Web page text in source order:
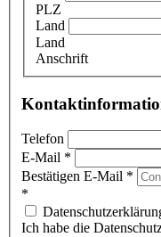
PLZ
Land
Land
Anschrift
Telefon
E-Mail *
Bestätigen E-Mail *
*
Ich habe die